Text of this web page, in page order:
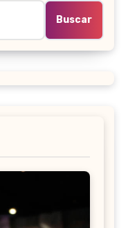
Buscar